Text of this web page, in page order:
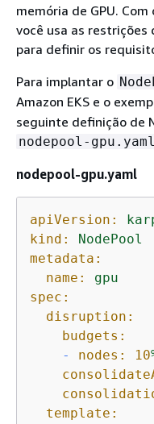
memória de GPU.
você usa as
para definir os
Para implantar o
Amazon EKS e o
seguinte definição de
nodepool-gpu.yaml
nodepool-gpu.yaml
apiVersion:
kind:
NodePool
metadata:
name:
gpu
spec:
disruption:
budgets:
-
nodes: 10
template: